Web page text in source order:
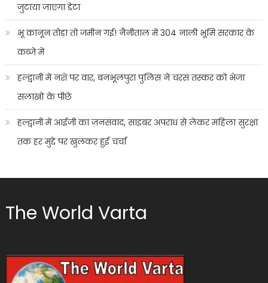
जुटाया जाएगा डेटा
भू कानून तोड़ा तो जमीन गई! नैनीताल में 304 नाली भूमि सरकार के
कब्जे में
हल्द्वानी में नशे पर वार, बनभूलपुरा पुलिस ने चरस तस्कर को भेजा
सलाखों के पीछे
हल्द्वानी में आईजी का जनसंवाद, साइबर अपराध से लेकर महिला सुरक्षा
तक हर मुद्दे पर खुलकर हुई चर्चा
The World Varta